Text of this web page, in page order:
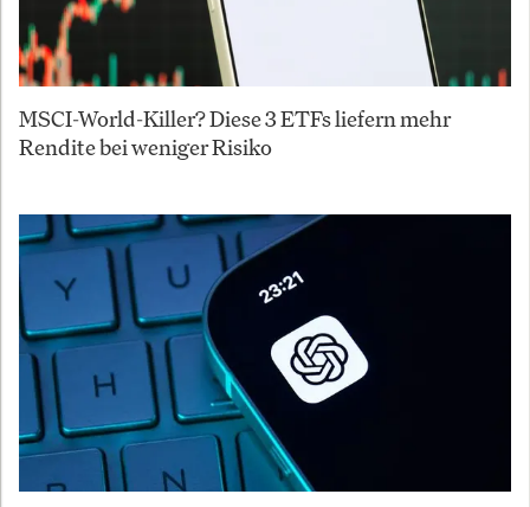
MSCI-World-Killer? Diese 3 ETFs liefern mehr
Rendite bei weniger Risiko